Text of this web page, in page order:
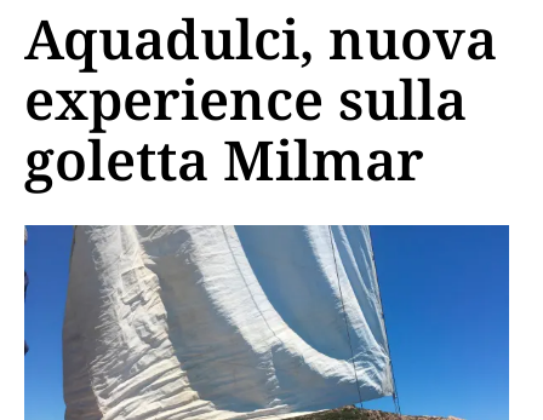
Aquadulci, nuova
experience sulla
goletta Milmar